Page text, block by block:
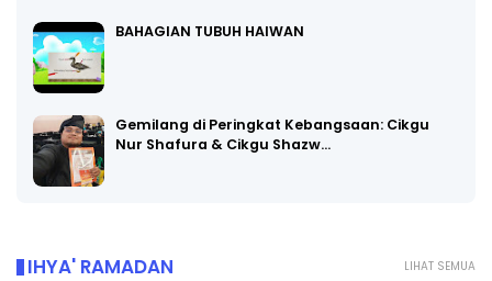
BAHAGIAN TUBUH HAIWAN
Gemilang di Peringkat Kebangsaan: Cikgu
Nur Shafura & Cikgu Shazw…
LIHAT SEMUA
IHYA' RAMADAN